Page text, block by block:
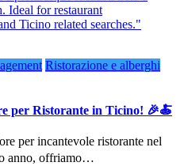
Ristorazione e alberghi
per Ristorante in Ticino! 🎉🍝
per incantevole ristorante nel
anno, offriamo…